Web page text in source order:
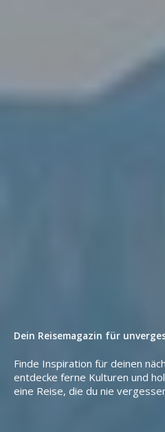
Dein Reisemagazin für
Finde Inspiration für deinen
entdecke ferne Kulturen und
eine Reise, die du nie